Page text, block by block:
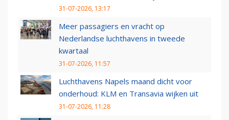
31-07-2026, 13:17
Meer passagiers en vracht op
Nederlandse luchthavens in tweede
kwartaal
31-07-2026, 11:57
Luchthavens Napels maand dicht voor
onderhoud: KLM en Transavia wijken uit
31-07-2026, 11:28